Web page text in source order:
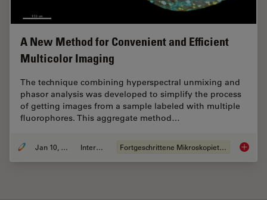
A New Method for Convenient and Efficient
Multicolor Imaging
The technique combining hyperspectral unmixing and
phasor analysis was developed to simplify the process
of getting images from a sample labeled with multiple
fluorophores. This aggregate method…
Jan 10, 2022 Interview Fortgeschrittene Mikroskopietechniken A New